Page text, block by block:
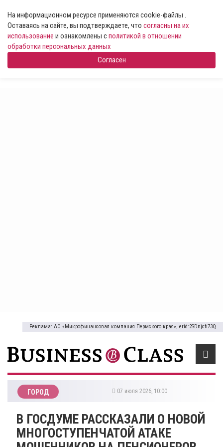
На информационном ресурсе применяются cookie-файлы .
Оставаясь на сайте, вы подтверждаете, что согласны на их
использование и ознакомлены сполитикой в отношении
обработки персональных данных
Согласен
Реклама: АО «Микрофинансовая компания Пермского края», erid:2SDnjcfi73Q
ГОРОД 07 июля 2026, 10:00
В ГОСДУМЕ РАССКАЗАЛИ О НОВОЙ
МНОГОСТУПЕНЧАТОЙ АТАКЕ